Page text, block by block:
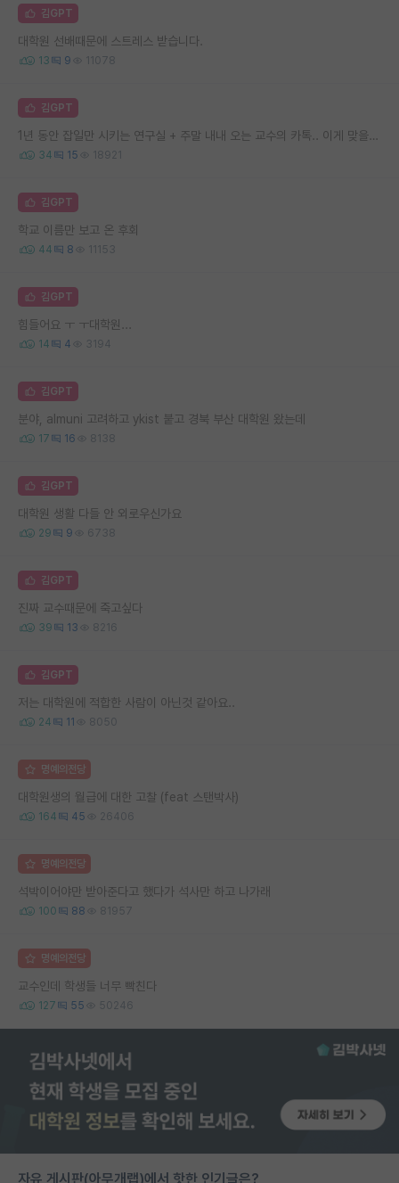
김GPT
대학원 선배때문에 스트레스 받습니다.
13 9 11078
김GPT
1년 동안 잡일만 시키는 연구실 + 주말 내내 오는 교수의 카톡.. 이게 맞을까요
34 15 18921
김GPT
학교 이름만 보고 온 후회
44 8 11153
김GPT
힘들어요 ㅜ ㅜ대학원...
14 4 3194
김GPT
분야, almuni 고려하고 ykist 붙고 경북 부산 대학원 왔는데
17 16 8138
김GPT
대학원 생활 다들 안 외로우신가요
29 9 6738
김GPT
진짜 교수때문에 죽고싶다
39 13 8216
김GPT
저는 대학원에 적합한 사람이 아닌것 같아요..
24 11 8050
명예의전당
대학원생의 월급에 대한 고찰 (feat 스탠박사)
164 45 26406
명예의전당
석박이어야만 받아준다고 했다가 석사만 하고 나가래
100 88 81957
명예의전당
교수인데 학생들 너무 빡친다
127 55 50246
자유 게시판(아무개랩)에서 핫한 인기글은?